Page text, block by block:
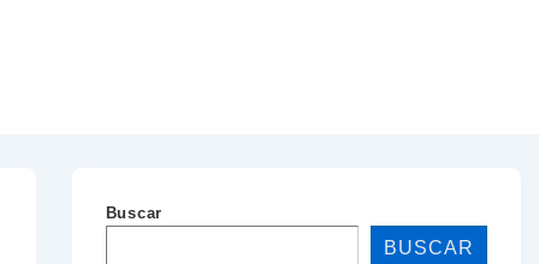
Buscar
BUSCAR